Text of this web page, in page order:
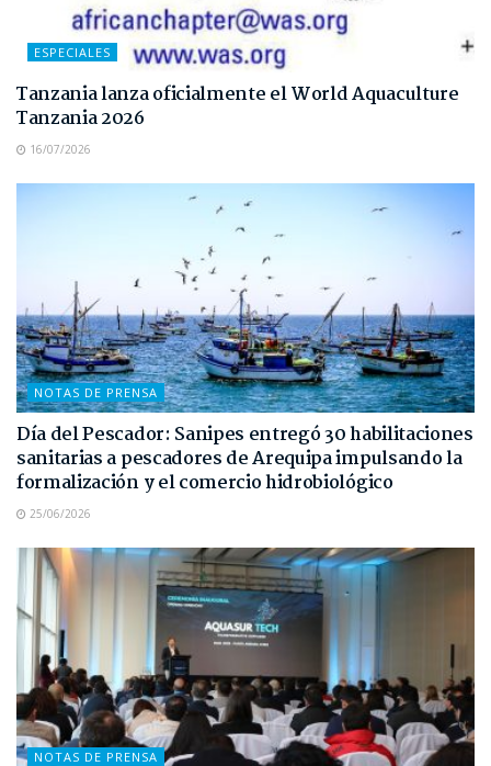
ESPECIALES
Tanzania lanza oficialmente el World Aquaculture
Tanzania 2026
16/07/2026
NOTAS DE PRENSA
Día del Pescador: Sanipes entregó 30 habilitaciones
sanitarias a pescadores de Arequipa impulsando la
formalización y el comercio hidrobiológico
25/06/2026
NOTAS DE PRENSA